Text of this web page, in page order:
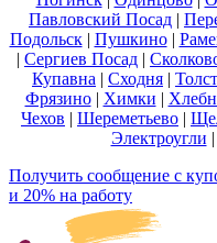
Павловский Посад |
Подольск| Пушкино|
| Сергиев Посад |
Купавна | Сходня |
Фрязино| Химки |
Чехов | Шереметьево |
Электроугли |
Получить сообщение с
и 20% на работу